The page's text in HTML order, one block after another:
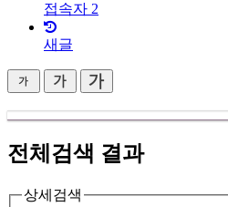
접속자 2
새글
전체검색 결과
상세검색